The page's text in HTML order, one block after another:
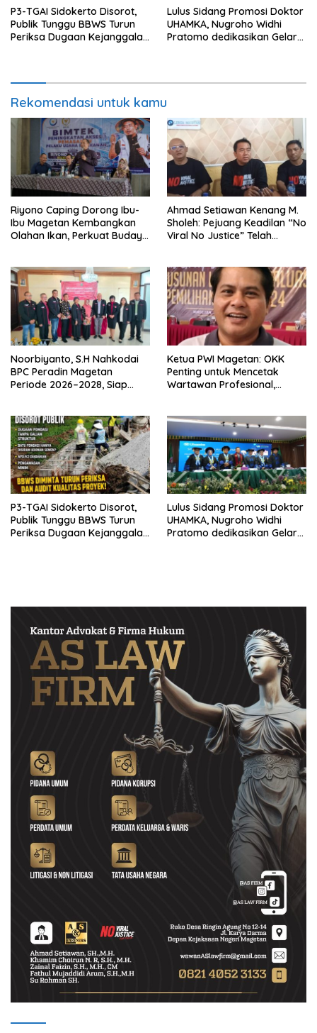
P3-TGAI Sidokerto Disorot,
Publik Tunggu BBWS Turun
Periksa Dugaan Kejanggalan
Lulus Sidang Promosi Doktor
UHAMKA, Nugroho Widhi
Pratomo dedikasikan Gelar
Rekomendasi untuk kamu
Riyono Caping Dorong Ibu-
Ibu Magetan Kembangkan
Olahan Ikan, Perkuat Budaya
Ahmad Setiawan Kenang M.
Sholeh: Pejuang Keadilan “No
Viral No Justice” Telah
Noorbiyanto, S.H Nahkodai
BPC Peradin Magetan
Periode 2026–2028, Siap
Ketua PWI Magetan: OKK
Penting untuk Mencetak
Wartawan Profesional,
P3-TGAI Sidokerto Disorot,
Publik Tunggu BBWS Turun
Periksa Dugaan Kejanggalan
Lulus Sidang Promosi Doktor
UHAMKA, Nugroho Widhi
Pratomo dedikasikan Gelar